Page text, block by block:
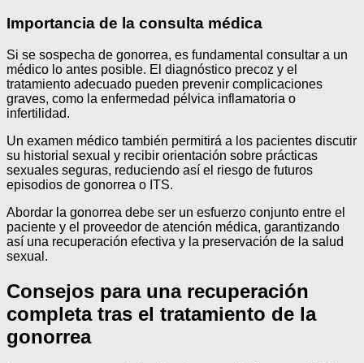
Importancia de la consulta médica
Si se sospecha de gonorrea, es fundamental consultar a un
médico lo antes posible. El diagnóstico precoz y el
tratamiento adecuado pueden prevenir complicaciones
graves, como la enfermedad pélvica inflamatoria o
infertilidad.
Un examen médico también permitirá a los pacientes discutir
su historial sexual y recibir orientación sobre prácticas
sexuales seguras, reduciendo así el riesgo de futuros
episodios de gonorrea o ITS.
Abordar la gonorrea debe ser un esfuerzo conjunto entre el
paciente y el proveedor de atención médica, garantizando
así una recuperación efectiva y la preservación de la salud
sexual.
Consejos para una recuperación
completa tras el tratamiento de la
gonorrea